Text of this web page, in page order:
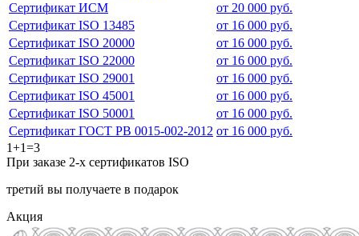
Сертификат ИСМ
от 20 000 руб.
Сертификат ISO 13485
от 16 000 руб.
Сертификат ISO 20000
от 16 000 руб.
Сертификат ISO 22000
от 16 000 руб.
Сертификат ISO 29001
от 16 000 руб.
Сертификат ISO 45001
от 16 000 руб.
Сертификат ISO 50001
от 16 000 руб.
Сертификат ГОСТ РВ 0015-002-2012 от 16 000 руб.
1+1=3
При заказе 2-х сертификатов ISO
третий вы получаете в подарок
Акция